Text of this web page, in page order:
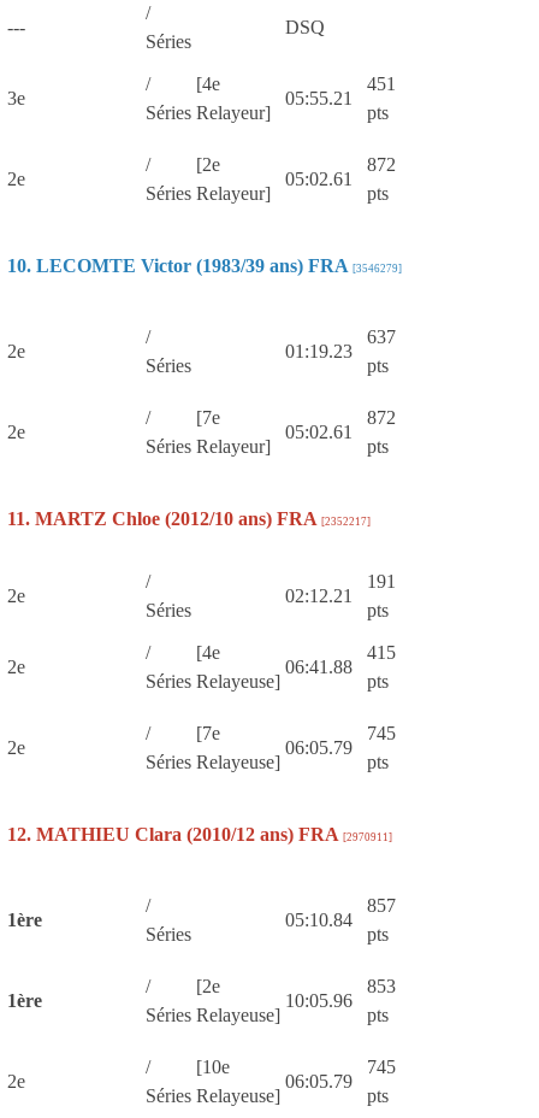
---
/
Séries
DSQ
3e
/
Séries
[4e
Relayeur]
05:55.21
451
pts
2e
/
Séries
[2e
Relayeur]
05:02.61
872
pts
10. LECOMTE Victor (1983/39 ans) FRA [3546279]
2e
/
Séries
01:19.23
637
pts
2e
/
Séries
[7e
Relayeur]
05:02.61
872
pts
11. MARTZ Chloe (2012/10 ans) FRA [2352217]
2e
/
Séries
02:12.21
191
pts
2e
/
Séries
[4e
Relayeuse]
06:41.88
415
pts
2e
/
Séries
[7e
Relayeuse]
06:05.79
745
pts
12. MATHIEU Clara (2010/12 ans) FRA [2970911]
1ère
/
Séries
05:10.84
857
pts
1ère
/
Séries
[2e
Relayeuse]
10:05.96
853
pts
2e
/
Séries
[10e
Relayeuse]
06:05.79
745
pts